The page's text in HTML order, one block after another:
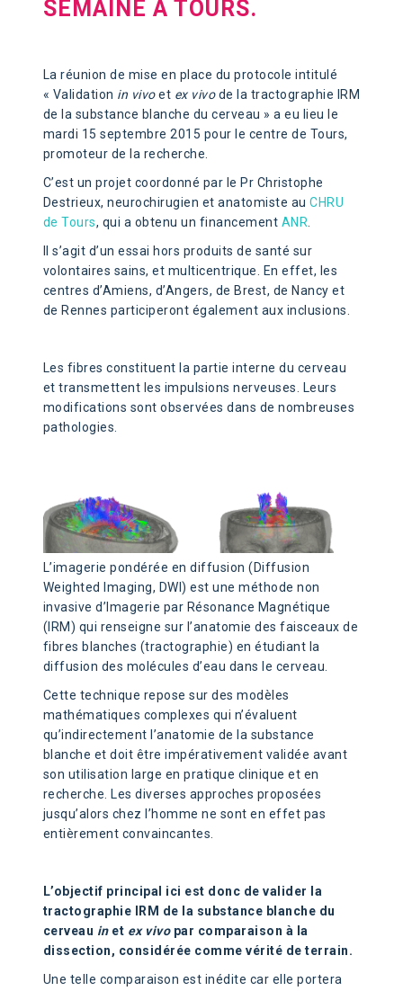
SEMAINE À TOURS.
La réunion de mise en place du protocole intitulé
« Validation in vivoet ex vivode la tractographie IRM
de la substance blanche du cerveau » a eu lieu le
mardi 15 septembre 2015 pour le centre de Tours,
promoteur de la recherche.
C’est un projet coordonné par le Pr Christophe
Destrieux, neurochirugien et anatomiste auCHRU
de Tours, qui a obtenu un financement ANR
Il s’agit d’un essai hors produits de santé sur
volontaires sains, et multicentrique. En effet, les
centres d’Amiens, d’Angers, de Brest, de Nancy et
de Rennes participeront également aux inclusions.
Les fibres constituent la partie interne du cerveau
et transmettent les impulsions nerveuses. Leurs
modifications sont observées dans de nombreuses
pathologies.
L’imagerie pondérée en diffusion (Diffusion
Weighted Imaging, DWI) est une méthode non
invasive d’Imagerie par Résonance Magnétique
(IRM) qui renseigne sur l’anatomie des faisceaux de
fibres blanches (tractographie) en étudiant la
diffusion des molécules d’eau dans le cerveau.
Cette technique repose sur des modèles
mathématiques complexes qui n’évaluent
qu’indirectement l’anatomie de la substance
blanche et doit être impérativement validée avant
son utilisation large en pratique clinique et en
recherche. Les diverses approches proposées
jusqu’alors chez l’homme ne sont en effet pas
entièrement convaincantes.
L’objectif principal ici est donc de valider la
tractographie IRM de la substance blanche du
cerveau inet ex vivopar comparaison à la
dissection, considérée comme vérité de terrain.
Une telle comparaison est inédite car elle portera